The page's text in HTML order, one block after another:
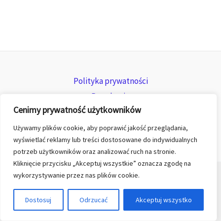
Cenimy prywatność użytkowników
Używamy plików cookie, aby poprawić jakość przeglądania,
wyświetlać reklamy lub treści dostosowane do indywidualnych
potrzeb użytkowników oraz analizować ruch na stronie.
Kliknięcie przycisku „Akceptuj wszystkie” oznacza zgodę na
wykorzystywanie przez nas plików cookie.
Dostosuj Odrzucać Akceptuj wszystko
Polityka prywatności
Regulamin
Zwroty i reklamacje
© 2026 All rights reserved for KGK TREND sp. z o.o.